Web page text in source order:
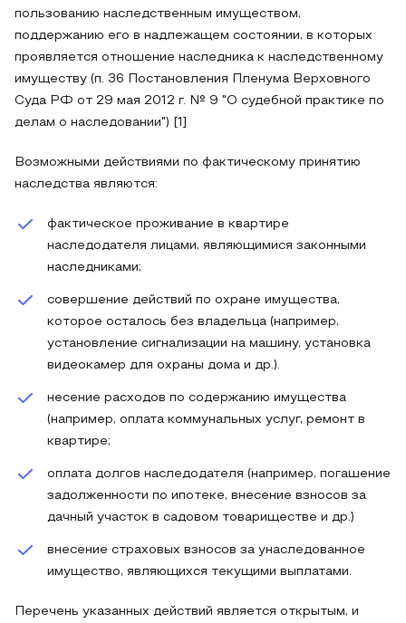
пользованию наследственным имуществом,
поддержанию его в надлежащем состоянии, в которых
проявляется отношение наследника к наследственному
имуществу (п. 36 Постановления Пленума Верховного
Суда РФ от 29 мая 2012 г. № 9 "О судебной практике по
делам о наследовании") [1]
Возможными действиями по фактическому принятию
наследства являются:
фактическое проживание в квартире
наследодателя лицами, являющимися законными
наследниками;
совершение действий по охране имущества,
которое осталось без владельца (например,
установление сигнализации на машину, установка
видеокамер для охраны дома и др.).
несение расходов по содержанию имущества
(например, оплата коммунальных услуг, ремонт в
квартире;
оплата долгов наследодателя (например, погашение
задолженности по ипотеке, внесение взносов за
дачный участок в садовом товариществе и др.)
внесение страховых взносов за унаследованное
имущество, являющихся текущими выплатами.
Перечень указанных действий является открытым, и